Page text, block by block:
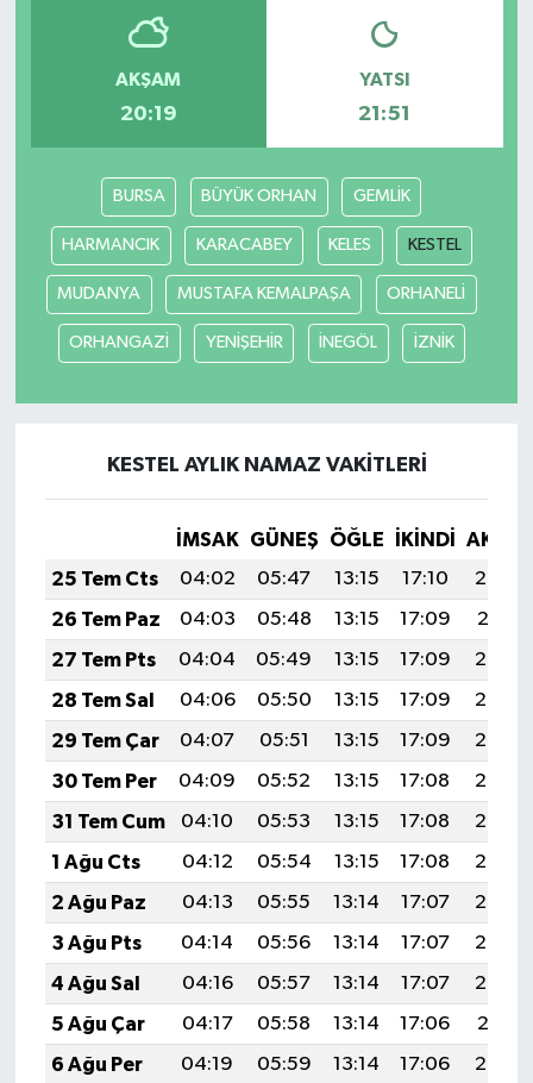
AKŞAM
20:19
YATSI
21:51
BURSA BÜYÜK ORHAN GEMLİK
HARMANCIK KARACABEY KELES KESTEL
MUDANYA MUSTAFA KEMALPAŞA ORHANELİ
ORHANGAZİ YENİŞEHİR İNEGÖL İZNİK
KESTEL AYLIK NAMAZ VAKITLERI
İMSAK GÜNEŞ ÖĞLE İKINDI
25 Tem Cts
04:02 05:47 13:15 17:10
20:32
26 Tem Paz
04:03 05:48 13:15 17:09
20:31
27 Tem Pts
04:04 05:49 13:15 17:09
20:30
28 Tem Sal
04:06 05:50 13:15 17:09
20:29
29 Tem Çar
04:07 05:51 13:15 17:09
20:28
30 Tem Per
04:09 05:52 13:15 17:08
20:27
31 Tem Cum
04:10 05:53 13:15 17:08
20:26
1 Ağu Cts
04:12 05:54 13:15 17:08
20:25
2 Ağu Paz
04:13 05:55 13:14 17:07
20:24
3 Ağu Pts
04:14 05:56 13:14 17:07
20:23
4 Ağu Sal
04:16 05:57 13:14 17:07
20:22
5 Ağu Çar
04:17 05:58 13:14 17:06
20:21
6 Ağu Per
04:19 05:59 13:14 17:06
20:20